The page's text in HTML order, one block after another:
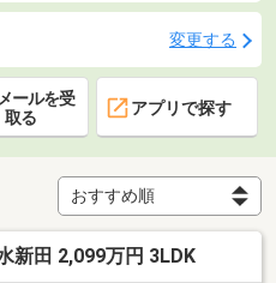
変更する
ールを受
取る
アプリで探す
新田 2,099万円 3LDK